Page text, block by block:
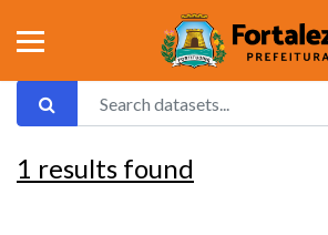
1 results found